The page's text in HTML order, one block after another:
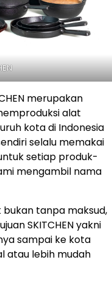
merupakan
alat
kota di Indonesia
selalu memakai
setiap produk-
mengambil nama
tanpa maksud,
SKITCHEN yakni
sampai ke kota
atau lebih mudah